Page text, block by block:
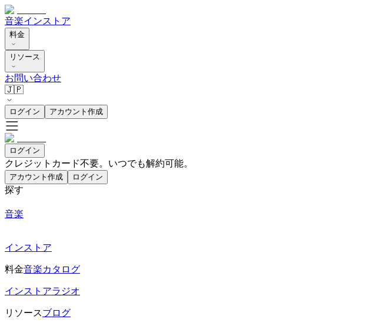
音楽インストア
料金
リソース
お問い合わせ
🇯🇵
ログイン アカウント作成
ログイン
クレジットカード不要。いつでも解約可能。
アカウント作成 ログイン
探す
音楽
インストア
料金音楽カタログ
インストアラジオ
リソースブログ